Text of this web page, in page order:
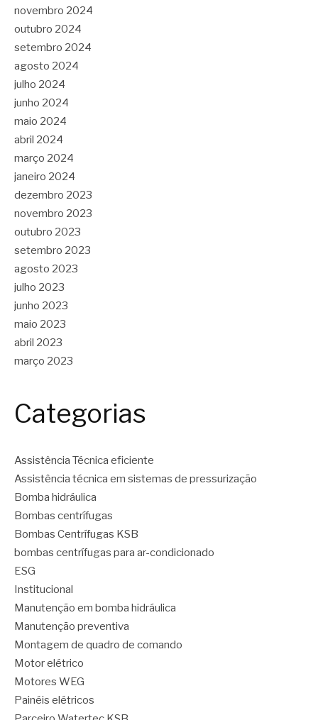
novembro 2024
outubro 2024
setembro 2024
agosto 2024
julho 2024
junho 2024
maio 2024
abril 2024
março 2024
janeiro 2024
dezembro 2023
novembro 2023
outubro 2023
setembro 2023
agosto 2023
julho 2023
junho 2023
maio 2023
abril 2023
março 2023
Categorias
Assistência Técnica eficiente
Assistência técnica em sistemas de pressurização
Bomba hidráulica
Bombas centrífugas
Bombas Centrífugas KSB
bombas centrífugas para ar-condicionado
ESG
Institucional
Manutenção em bomba hidráulica
Manutenção preventiva
Montagem de quadro de comando
Motor elétrico
Motores WEG
Painéis elétricos